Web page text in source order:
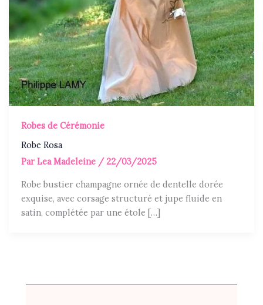
Robes de Cérémonie
Robe Rosa
ParLea Madeleine / 22/03/2025
Robe bustier champagne ornée de dentelle dorée
exquise, avec corsage structuré et jupe fluide en
satin, complétée par une étole […]